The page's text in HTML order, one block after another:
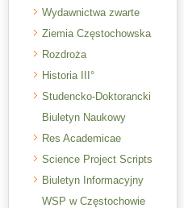
Wydawnictwa zwarte
Ziemia Częstochowska
Rozdroża
Historia III°
Studencko-Doktorancki
Biuletyn Naukowy
Res Academicae
Science Project Scripts
Biuletyn Informacyjny
WSP w Częstochowie